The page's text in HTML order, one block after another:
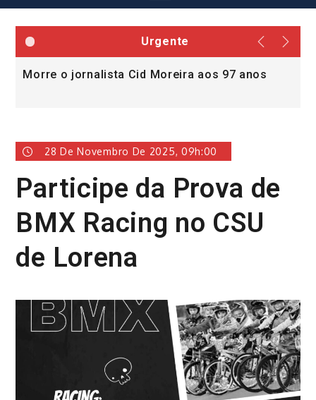
Urgente
Morre o jornalista Cid Moreira aos 97 anos
28 De Novembro De 2025, 09h:00
Participe da Prova de
BMX Racing no CSU
de Lorena